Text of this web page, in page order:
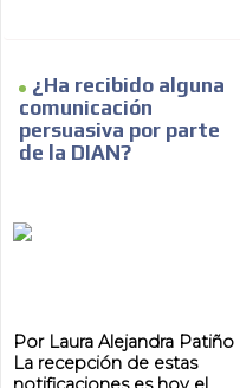
¿Ha recibido alguna
comunicación
persuasiva por parte
de la DIAN?
Por Laura Alejandra Patiño
La recepción de estas